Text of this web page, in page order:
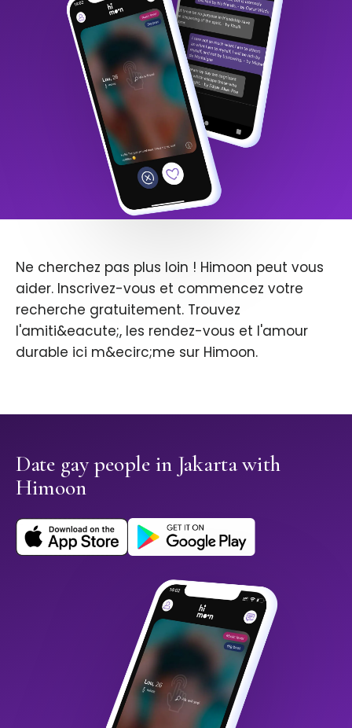
Ne cherchez pas plus loin ! Himoon peut vous
aider. Inscrivez-vous et commencez votre
recherche gratuitement. Trouvez
l'amiti&eacute;, les rendez-vous et l'amour
durable ici m&ecirc;me sur Himoon.
Date gay people in Jakarta with
Himoon